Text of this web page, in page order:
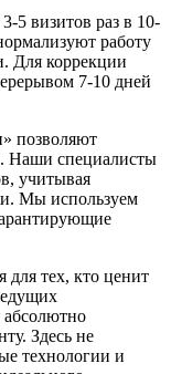
5 визитов раз в 10-
работу
Для коррекции
7-10 дней
позволяют
Наши специалисты
учитывая
Мы используем
для тех, кто ценит
абсолютно
Здесь не
технологии и